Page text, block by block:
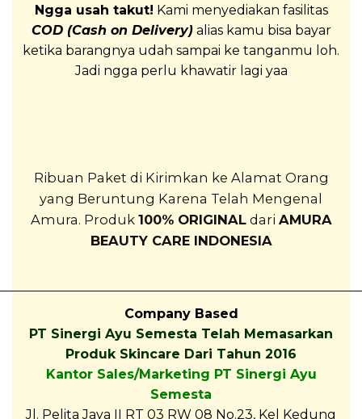
Ngga usah takut! Kami menyediakan fasilitas
COD (Cash on Delivery)alias kamu bisa bayar
ketika barangnya udah sampai ke tanganmu loh.
Jadi ngga perlu khawatir lagi yaa
Ribuan Paket di Kirimkan ke Alamat Orang
yang Beruntung Karena Telah Mengenal
Amura. Produk 100% ORIGINALdari AMURA
BEAUTY CARE INDONESIA
Company Based
PT Sinergi Ayu Semesta Telah Memasarkan
Produk Skincare Dari Tahun 2016
Kantor Sales/Marketing PT Sinergi Ayu
Semesta
Jl. Pelita Jaya II RT 03 RW 08 No.23, Kel Kedung